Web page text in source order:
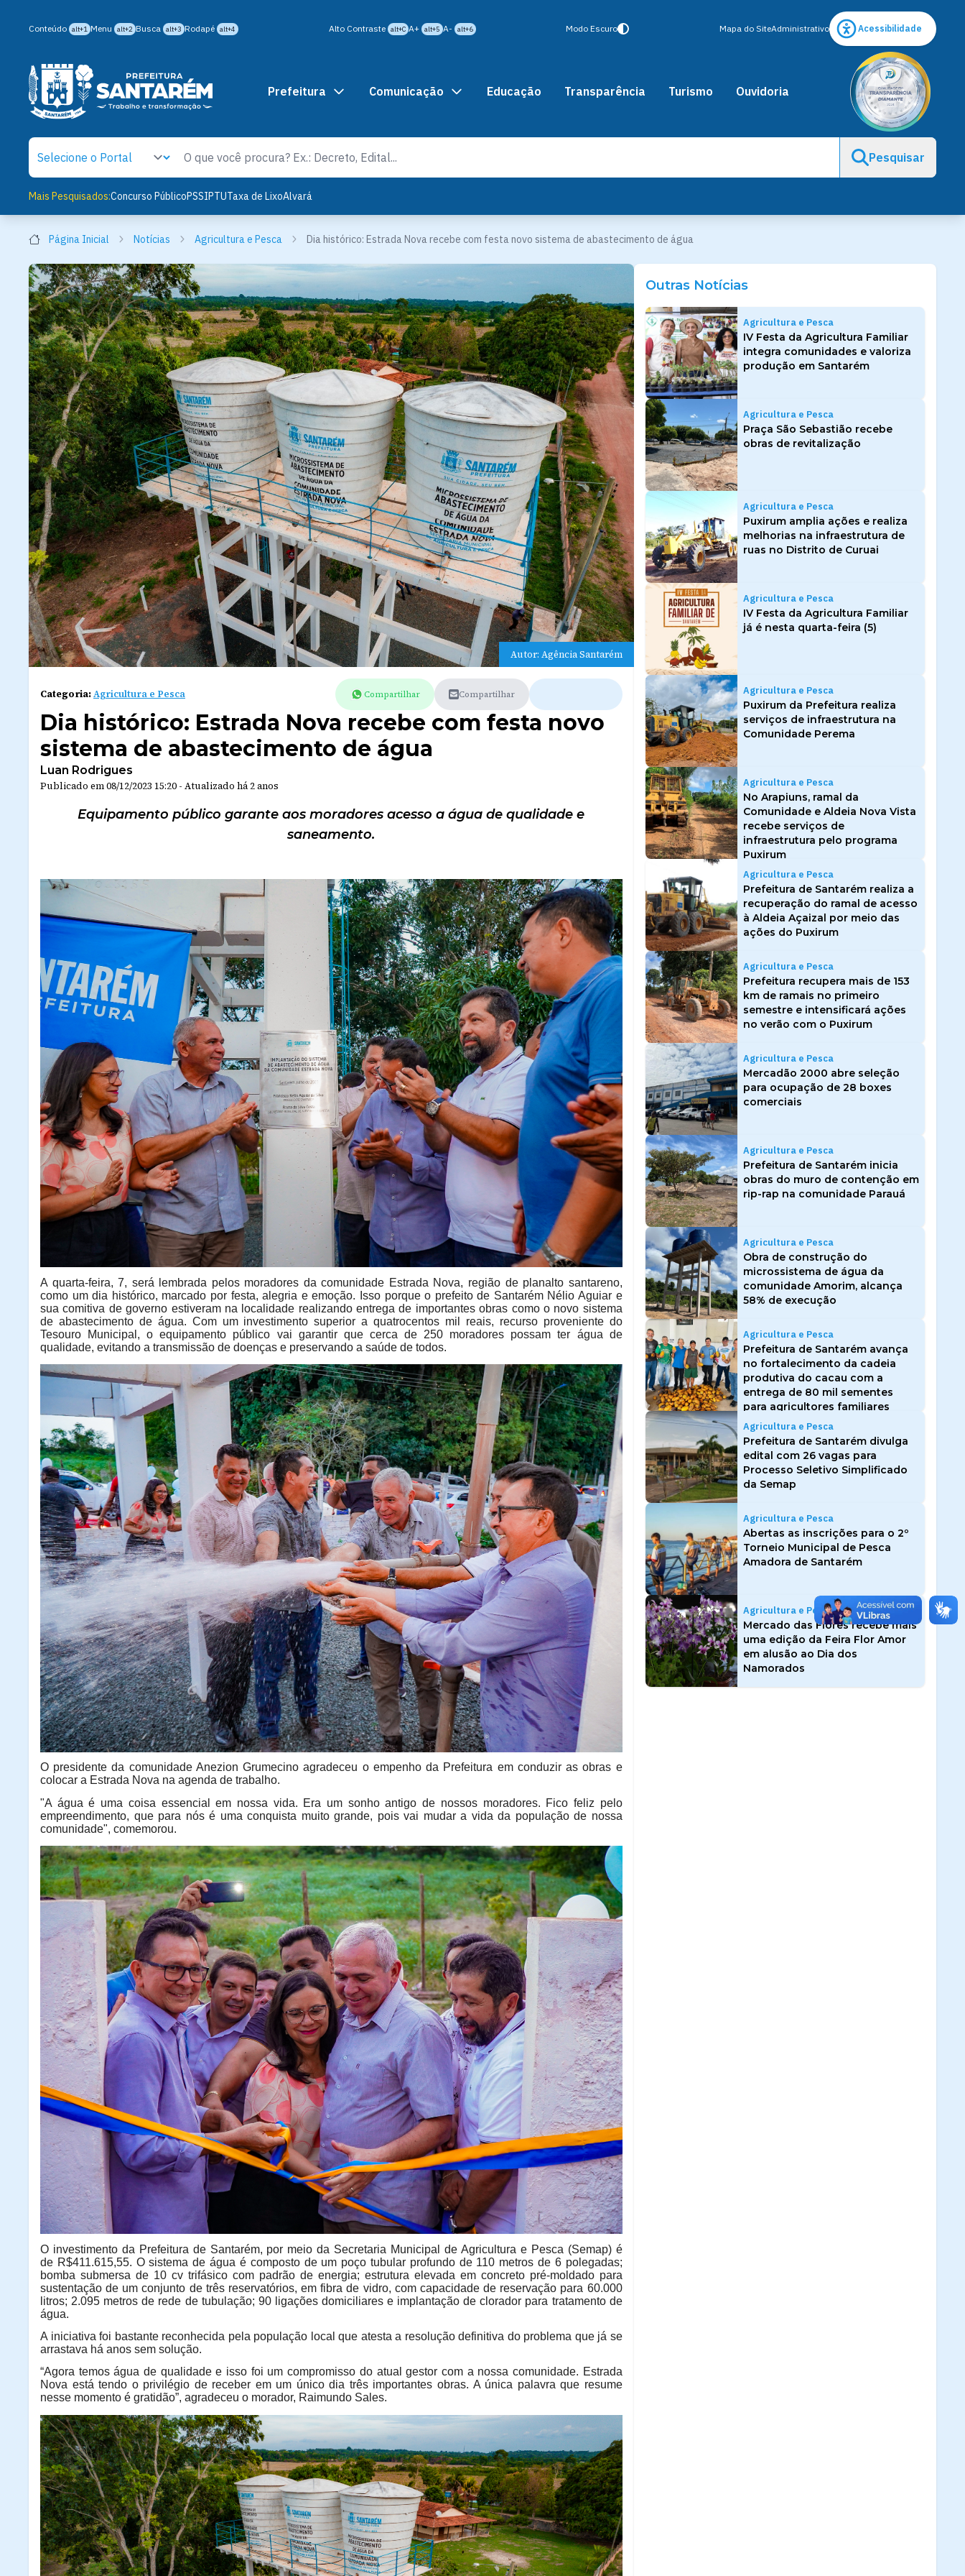
Conteúdo alt+1 Menu alt+2 Busca alt+3 Rodapé alt+4 Alto Contraste alt+C A+ alt+5 A- alt+6 Modo Escuro Mapa do SiteAdministrativo Acessibilidade
Prefeitura Comunicação Educação Transparência Turismo Ouvidoria
Pesquisar
Mais Pesquisados:Concurso PúblicoPSSIPTUTaxa de LixoAlvará
Página Inicial Notícias Agricultura e Pesca Dia histórico: Estrada Nova recebe com festa novo sistema de abastecimento de água
Autor: Agência Santarém
Categoria:Agricultura e Pesca Compartilhar Compartilhar
Dia histórico: Estrada Nova recebe com festa novo
sistema de abastecimento de água
Luan Rodrigues
Publicado em08/12/2023 15:20 - Atualizado há 2 anos
Equipamento público garante aos moradores acesso a água de qualidade e
saneamento.
A quarta-feira, 7, será lembrada pelos moradores da comunidade Estrada Nova, região de planalto santareno,
como um dia histórico, marcado por festa, alegria e emoção. Isso porque o prefeito de Santarém Nélio Aguiar e
sua comitiva de governo estiveram na localidade realizando entrega de importantes obras como o novo sistema
de abastecimento de água. Com um investimento superior a quatrocentos mil reais, recurso proveniente do
Tesouro Municipal, o equipamento público vai garantir que cerca de 250 moradores possam ter água de
qualidade, evitando a transmissão de doenças e preservando a saúde de todos.
O presidente da comunidade Anezion Grumecino agradeceu o empenho da Prefeitura em conduzir as obras e
colocar a Estrada Nova na agenda de trabalho.
"A água é uma coisa essencial em nossa vida. Era um sonho antigo de nossos moradores. Fico feliz pelo
empreendimento, que para nós é uma conquista muito grande, pois vai mudar a vida da população de nossa
comunidade", comemorou.
O investimento da Prefeitura de Santarém, por meio da Secretaria Municipal de Agricultura e Pesca (Semap) é
de R$411.615,55. O sistema de água é composto de um poço tubular profundo de 110 metros de 6 polegadas;
bomba submersa de 10 cv trifásico com padrão de energia; estrutura elevada em concreto pré-moldado para
sustentação de um conjunto de três reservatórios, em fibra de vidro, com capacidade de reservação para 60.000
litros; 2.095 metros de rede de tubulação; 90 ligações domiciliares e implantação de clorador para tratamento de
água.
A iniciativa foi bastante reconhecida pela população local que atesta a resolução definitiva do problema que já se
arrastava há anos sem solução.
“Agora temos água de qualidade e isso foi um compromisso do atual gestor com a nossa comunidade. Estrada
Nova está tendo o privilégio de receber em um único dia três importantes obras. A única palavra que resume
nesse momento é gratidão”, agradeceu o morador, Raimundo Sales.
Outras Notícias
Agricultura e Pesca
IV Festa da Agricultura Familiar
integra comunidades e valoriza
produção em Santarém
Agricultura e Pesca
Praça São Sebastião recebe
obras de revitalização
Agricultura e Pesca
Puxirum amplia ações e realiza
melhorias na infraestrutura de
ruas no Distrito de Curuai
Agricultura e Pesca
IV Festa da Agricultura Familiar
já é nesta quarta-feira (5)
Agricultura e Pesca
Puxirum da Prefeitura realiza
serviços de infraestrutura na
Comunidade Perema
Agricultura e Pesca
No Arapiuns, ramal da
Comunidade e Aldeia Nova Vista
recebe serviços de
infraestrutura pelo programa
Puxirum
Agricultura e Pesca
Prefeitura de Santarém realiza a
recuperação do ramal de acesso
à Aldeia Açaizal por meio das
ações do Puxirum
Agricultura e Pesca
Prefeitura recupera mais de 153
km de ramais no primeiro
semestre e intensificará ações
no verão com o Puxirum
Agricultura e Pesca
Mercadão 2000 abre seleção
para ocupação de 28 boxes
comerciais
Agricultura e Pesca
Prefeitura de Santarém inicia
obras do muro de contenção em
rip-rap na comunidade Parauá
Agricultura e Pesca
Obra de construção do
microssistema de água da
comunidade Amorim, alcança
58% de execução
Agricultura e Pesca
Prefeitura de Santarém avança
no fortalecimento da cadeia
produtiva do cacau com a
entrega de 80 mil sementes
para agricultores familiares
Agricultura e Pesca
Prefeitura de Santarém divulga
edital com 26 vagas para
Processo Seletivo Simplificado
da Semap
Agricultura e Pesca
Abertas as inscrições para o 2º
Torneio Municipal de Pesca
Amadora de Santarém
Agricultura e Pesca
Mercado das Flores recebe mais
uma edição da Feira Flor Amor
em alusão ao Dia dos
Namorados